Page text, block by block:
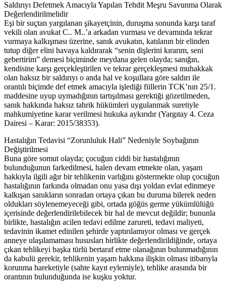
Saldırıyı Defetmek Amacıyla Yapılan Tehdit Meşru Savunma Olarak
Değerlendirilmelidir
Eşi bir suçtan yargılanan şikayetçinin, duruşma sonunda karşı taraf
vekili olan avukat C.. M..’a arkadan vurması ve devamında tekrar
vurmaya kalkışması üzerine, sanık avukatın, katılanın bir elinden
tutup diğer elini havaya kaldırarak “senin dişlerini kırarım, seni
gebertirim” demesi biçiminde meydana gelen olayda; sanığın,
kendisine karşı gerçekleştirilen ve tekrar gerçekleşmesi muhakkak
olan haksız bir saldırıyı o anda hal ve koşullara göre saldırı ile
orantılı biçimde def etmek amacıyla işlediği fiillerin TCK’nın 25/1.
maddesine uyup uymadığının tartışılması gerektiği gözetilmeden,
sanık hakkında haksız tahrik hükümleri uygulanmak suretiyle
mahkumiyetine karar verilmesi hukuka aykırıdır (Yargıtay 4. Ceza
Dairesi – Karar: 2015/38353).
Hastalığın Tedavisi “Zorunluluk Hali” Nedeniyle Soybağının
Değiştirilmesi
Buna göre somut olayda; çocuğun ciddi bir hastalığının
bulunduğunun farkedilmesi, halen devam etmekte olan, yaşam
hakkıyla ilgili ağır bir tehlikenin varlığını göstermekte olup çocuğun
hastalığının farkında olmadan onu yasa dışı yoldan evlat edinmeye
kalkışan sanıkların sonradan ortaya çıkan bu duruma bilerek neden
oldukları söylenemeyeceği gibi, ortada göğüs germe yükümlülüğü
içerisinde değerlendirilebilecek bir hal de mevcut değildir; bununla
birlikte, hastalığın acilen tedavi edilme zarureti, tedavi maliyeti,
tedavinin ikamet edinilen şehirde yaptırılamıyor olması ve gerçek
anneye ulaşılamaması hususları birlikte değerlendirildiğinde, ortaya
çıkan tehlikeyi başka türlü bertaraf etme olanağının bulunmadığının
da kabulü gerekir, tehlikenin yaşam hakkına ilişkin olması itibarıyla
korunma hareketiyle (sahte kayıt eylemiyle), tehlike arasında bir
orantının bulunduğunda ise kuşku yoktur.